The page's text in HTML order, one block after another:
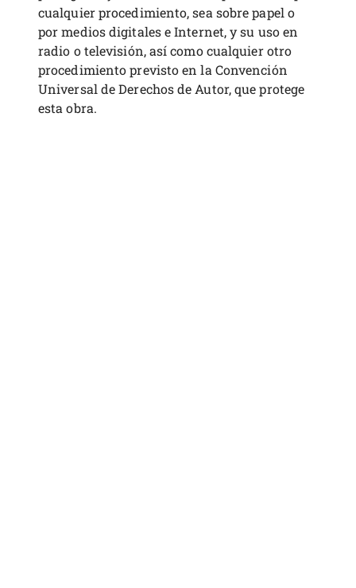
cualquier procedimiento, sea sobre papel o
por medios digitales e Internet, y su uso en
radio o televisión, así como cualquier otro
procedimiento previsto en la Convención
Universal de Derechos de Autor, que protege
esta obra.